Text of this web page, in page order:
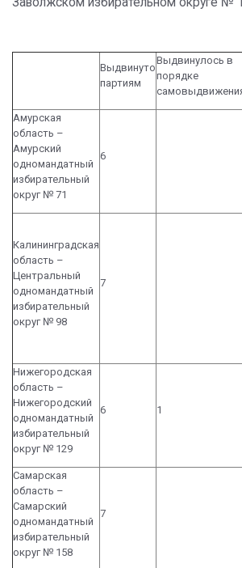
Выдвинуто
партиям
Выдвинулось в
порядке
Амурская
область –
Амурский
одномандатный
избирательный
округ № 71
6
Калининградская
область –
Центральный
одномандатный
избирательный
округ № 98
7
Нижегородская
область –
Нижегородский
одномандатный
избирательный
округ № 129
6 1
Самарская
область –
Самарский
одномандатный
избирательный
округ № 158
7